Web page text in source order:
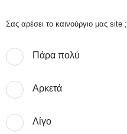
Σας αρέσει το καινούργιο μας site ;
Πάρα πολύ
Αρκετά
Λίγο